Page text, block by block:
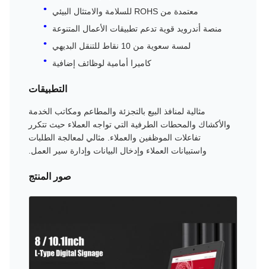
معتمدة من ROHS للسلامة والامتثال البيئي
منصة أندرويد قوية تدعم تطبيقات الأعمال المتنوعة
لمسة سعوية من 10 نقاط للتنقل البديهي
كاميرا أمامية لوظائف إضافية
التطبيقات
مثالية لمنافذ البيع بالتجزئة والمطاعم ومكاتب الخدمة
والأكشاك والمحطات الطرفية التي تواجه العملاء حيث تتكرر
تفاعلات الموظفين والعملاء. مثالي لمعالجة الطلبات
واستبيانات العملاء وإدخال البيانات وإدارة سير العمل.
صور المنتج